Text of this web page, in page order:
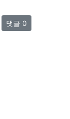
댓글 0